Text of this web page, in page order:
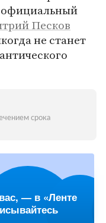
официальный
Песков
не станет
срока
— в «Ленте